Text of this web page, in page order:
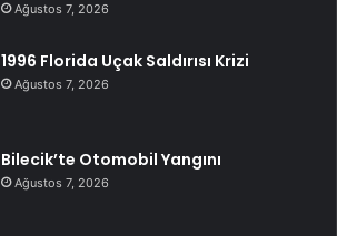
Ağustos 7, 2026
1996 Florida Uçak Saldırısı Krizi
Ağustos 7, 2026
Bilecik’te Otomobil Yangını
Ağustos 7, 2026